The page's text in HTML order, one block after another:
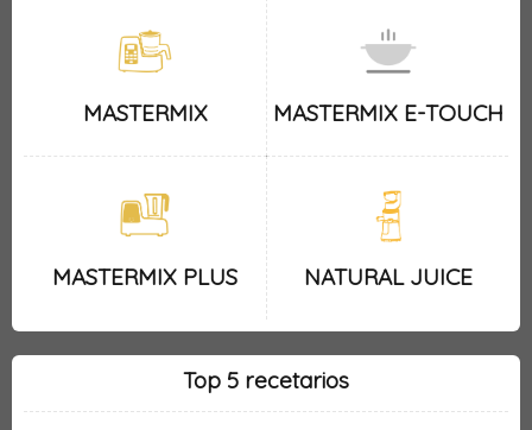
MASTERMIX MASTERMIX E-TOUCH
MASTERMIX PLUS NATURAL JUICE
Top 5 recetarios